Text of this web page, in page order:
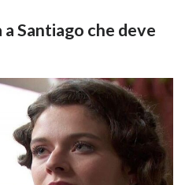
Santiago che deve